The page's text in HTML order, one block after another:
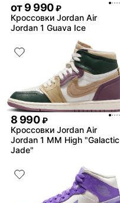
от9 990 ₽
Кроссовки Jordan Air
Jordan 1 Guava Ice
8 990 ₽
Кроссовки Jordan Air
Jordan 1 MM High "Galactic
Jade"